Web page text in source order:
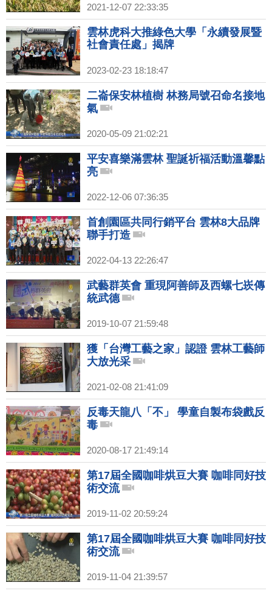
2021-12-07 22:33:35
雲林虎科大推綠色大學「永續發展暨
社會責任處」揭牌
2023-02-23 18:18:47
二崙保安林植樹 林務局號召命名接地
氣
2020-05-09 21:02:21
平安喜樂滿雲林 聖誕祈福活動溫馨點
亮
2022-12-06 07:36:35
首創園區共同行銷平台 雲林8大品牌
聯手打造
2022-04-13 22:26:47
武藝群英會 重現阿善師及西螺七崁傳
統武德
2019-10-07 21:59:48
獲「台灣工藝之家」認證 雲林工藝師
大放光采
2021-02-08 21:41:09
反毒天龍八「不」 學童自製布袋戲反
毒
2020-08-17 21:49:14
第17屆全國咖啡烘豆大賽 咖啡同好技
術交流
2019-11-02 20:59:24
第17屆全國咖啡烘豆大賽 咖啡同好技
術交流
2019-11-04 21:39:57